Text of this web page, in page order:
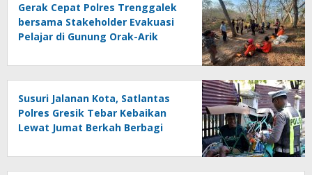
Gerak Cepat Polres Trenggalek
bersama Stakeholder Evakuasi
Pelajar di Gunung Orak-Arik
Susuri Jalanan Kota, Satlantas
Polres Gresik Tebar Kebaikan
Lewat Jumat Berkah Berbagi